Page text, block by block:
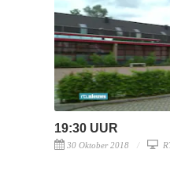
19:30 UUR
30 Oktober 2018